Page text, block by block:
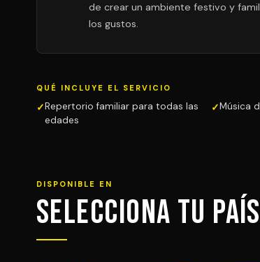
de crear un ambiente festivo y
los gustos.
QUÉ INCLUYE EL SERVICIO
Repertorio familiar para todas las
edades
Música
DISPONIBLE EN
Selecciona tu País